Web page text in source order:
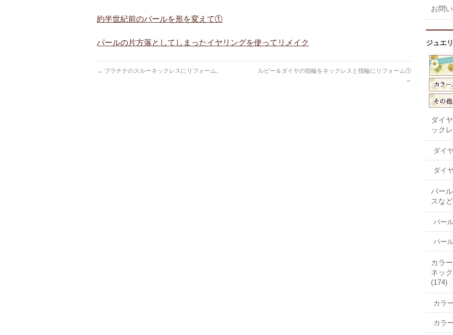
約半世紀前のパールを形を変えて①
パールの片方落としてしまったイヤリングを使ってリメイク
← プラチナのスルーネックレスにリフォーム。
ルビー＆ダイヤの指輪をネックレスと指輪にリフォーム①
→
お問
ジュエ
ダイ
ック
ダイ
ダイ
パー
スな
パー
パー
カラ
ネッ
(174)
カラ
カラ